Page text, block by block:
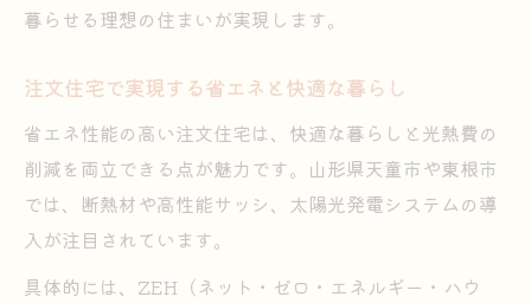
暮らせる理想の住まいが実現します。
注文住宅で実現する省エネと快適な暮らし
省エネ性能の高い注文住宅は、快適な暮らしと光熱費の
削減を両立できる点が魅力です。山形県天童市や東根市
では、断熱材や高性能サッシ、太陽光発電システムの導
入が注目されています。
具体的には、ZEH（ネット・ゼロ・エネルギー・ハウ